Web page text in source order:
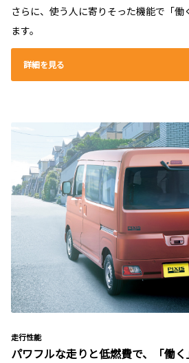
さらに、使う人に寄りそった機能で「働
ます。
詳細を見る
走行性能
パワフルな走りと低燃費で、「働く